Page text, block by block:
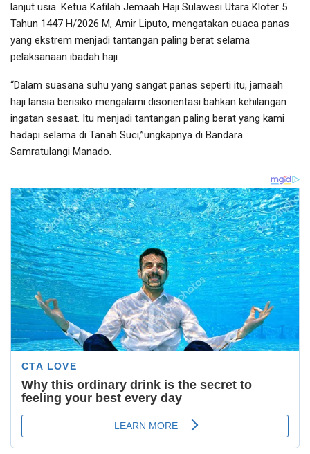
lanjut usia. Ketua Kafilah Jemaah Haji Sulawesi Utara Kloter 5
Tahun 1447 H/2026 M, Amir Liputo, mengatakan cuaca panas
yang ekstrem menjadi tantangan paling berat selama
pelaksanaan ibadah haji.
“Dalam suasana suhu yang sangat panas seperti itu, jamaah
haji lansia berisiko mengalami disorientasi bahkan kehilangan
ingatan sesaat. Itu menjadi tantangan paling berat yang kami
hadapi selama di Tanah Suci,”ungkapnya di Bandara
Samratulangi Manado.